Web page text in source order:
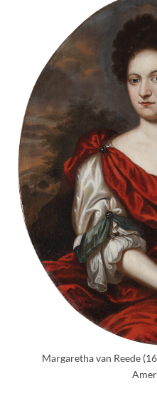
Margaretha van Reede